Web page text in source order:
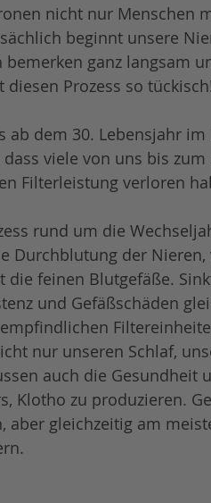
nicht nur Menschen
beginnt unsere
ganz langsam
Prozess so
dem 30. Lebensjahr
viele von uns bis
Filterleistung verloren
rund um die
Durchblutung der
feinen Blutgefäße.
und Gefäßschäden
nur unseren Schlaf,
auch die Gesundheit
Klotho zu produzieren.
aber gleichzeitig am